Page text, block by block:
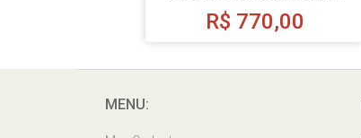
LADO | 1000 UN.
R$ 770,00
MENU: